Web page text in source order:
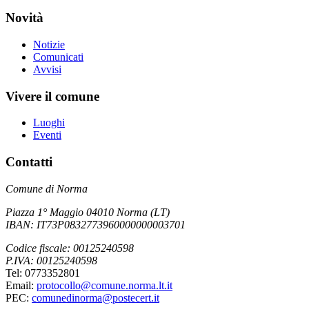
Novità
Notizie
Comunicati
Avvisi
Vivere il comune
Luoghi
Eventi
Contatti
Comune di Norma
Piazza 1° Maggio 04010 Norma (LT)
IBAN: IT73P0832773960000000003701
Codice fiscale: 00125240598
P.IVA: 00125240598
Tel: 0773352801
Email: protocollo@comune.norma.lt.it
PEC: comunedinorma@postecert.it